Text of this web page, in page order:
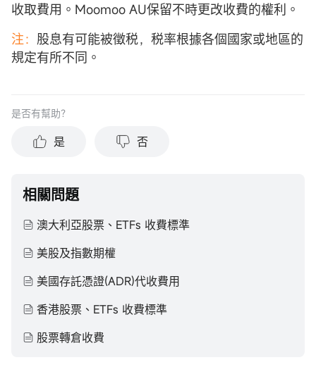
收取費用。Moomoo AU保留不時更改收費的權利。
注： 股息有可能被徵税，税率根據各個國家或地區的
規定有所不同。
是否有幫助？
是 否
相關問題
澳大利亞股票、ETFs 收費標準
美股及指數期權
美國存託憑證(ADR)代收費用
香港股票、ETFs 收費標準
股票轉倉收費